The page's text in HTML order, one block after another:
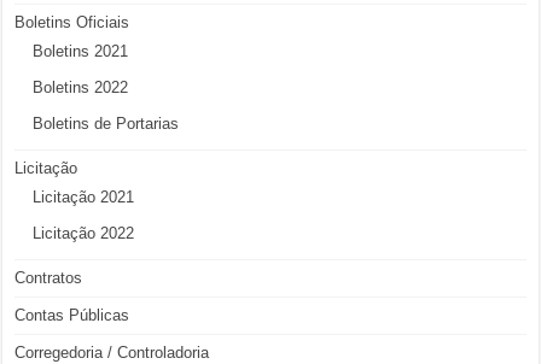
Boletins Oficiais
Boletins 2021
Boletins 2022
Boletins de Portarias
Licitação
Licitação 2021
Licitação 2022
Contratos
Contas Públicas
Corregedoria / Controladoria